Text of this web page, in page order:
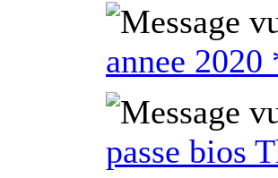
annee
passe bios